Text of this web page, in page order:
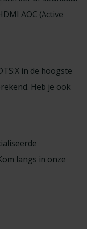
AOC (Active
in de hoogste
Heb je ook
langs in onze